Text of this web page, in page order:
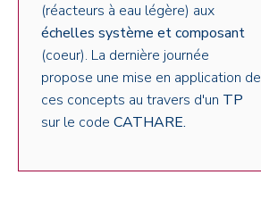
(réacteurs à eau légère) aux
échelles système et composant
(coeur). La dernière journée
propose une mise en application de
ces concepts au travers d'un TP
sur le code CATHARE.